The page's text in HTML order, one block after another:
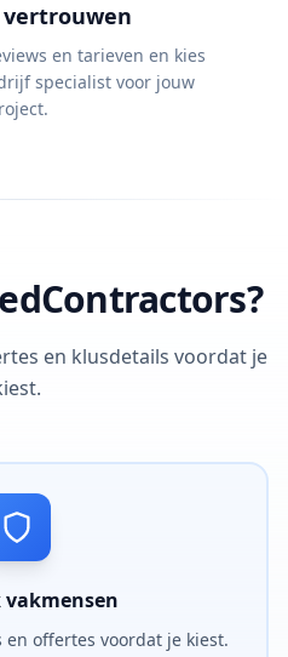
vertrouwen
en tarieven en kies
specialist voor jouw
en klusdetails voordat je
offertes voordat je kiest.